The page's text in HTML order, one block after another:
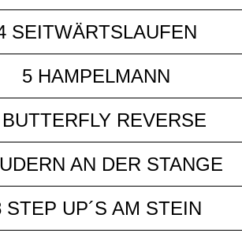
SEITWÄRTSLAUFEN
5 HAMPELMANN
REVERSE
AN DER STANGE
STEP UP´S AM STEIN